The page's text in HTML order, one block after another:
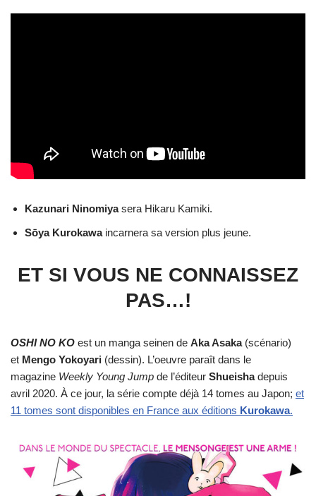
Kazunari Ninomiyasera Hikaru Kamiki.
Sōya Kurokawaincarnera sa version plus jeune.
ET SI VOUS NE CONNAISSEZ
PAS…!
OSHI NO KO est un manga seinen de Aka Asaka(scénario)
et Mengo Yokoyari (dessin). L’oeuvre paraît dans le
magazine Weekly Young Jump de l’éditeur Shueishadepuis
avril 2020. À ce jour, la série compte déjà 14 tomes au Japon; et
11 tomes sont disponibles en France aux éditions Kurokawa.